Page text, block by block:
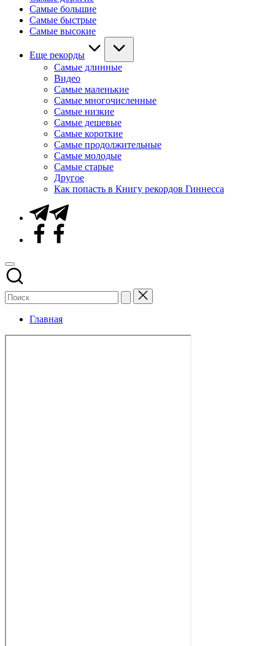
Самые большие
Самые быстрые
Самые высокие
Еще рекорды
Самые длинные
Видео
Самые маленькие
Самые многочисленные
Самые низкие
Самые дешевые
Самые короткие
Самые продолжительные
Самые молодые
Самые старые
Другое
Как попасть в Книгу рекордов Гиннесса
Telegram
Facebook
Главная